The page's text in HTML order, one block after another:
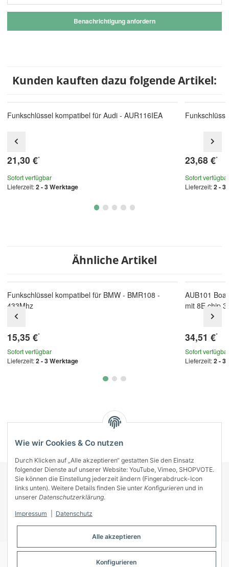
Benachrichtigung anfordern
Kunden kauften dazu folgende Artikel:
Funkschlüssel kompatibel für Audi - AUR116IEA
21,30 €*
Sofort verfügbar
Lieferzeit:2 - 3 Werktage
23,68 €*
Sofort verfügbar
Lieferzeit:2 - 3
Ähnliche Artikel
Funkschlüssel kompatibel für BMW - BMR108 -
433Mhz
15,35 €*
Sofort verfügbar
Lieferzeit:2 - 3 Werktage
AUB101
mit 8E chip
34,51 €*
Sofort verfügbar
Lieferzeit:2 - 3
KONTAKT
INFORMATIONEN
ZAHLUNGSARTEN
Wie wir Cookies & Co nutzen
Durch Klicken auf „Alle akzeptieren“ gestatten Sie den Einsatz
folgender Dienste auf unserer Website: YouTube, Vimeo, SHOPVOTE.
Sie können die Einstellung jederzeit ändern (Fingerabdruck-Icon
links unten). Weitere Details finden Sie unter Konfigurieren und in
unserer Datenschutzerklärung.
Impressum Datenschutz
Alle akzeptieren
Konfigurieren